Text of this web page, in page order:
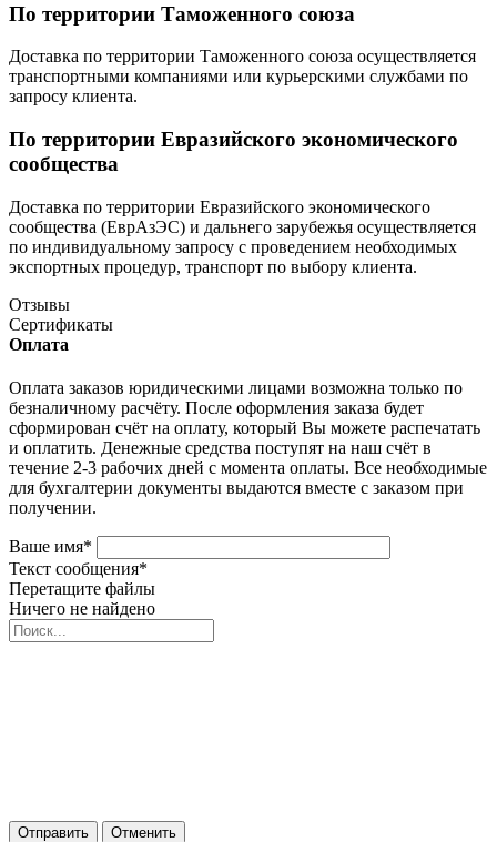
По территории Таможенного союза
Доставка по территории Таможенного союза осуществляется
транспортными компаниями или курьерскими службами по
запросу клиента.
По территории Евразийского экономического
сообщества
Доставка по территории Евразийского экономического
сообщества (ЕврАзЭС) и дальнего зарубежья осуществляется
по индивидуальному запросу с проведением необходимых
экспортных процедур, транспорт по выбору клиента.
Отзывы
Сертификаты
Оплата
Оплата заказов юридическими лицами возможна только по
безналичному расчёту. После оформления заказа будет
сформирован счёт на оплату, который Вы можете распечатать
и оплатить. Денежные средства поступят на наш счёт в
течение 2-3 рабочих дней с момента оплаты. Все необходимые
для бухгалтерии документы выдаются вместе с заказом при
получении.
Ваше имя*
Текст сообщения*
Перетащите файлы
Ничего не найдено
Отправить Отменить